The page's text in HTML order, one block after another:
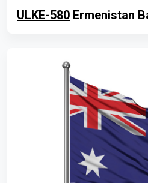
ULKE-580 Ermenistan